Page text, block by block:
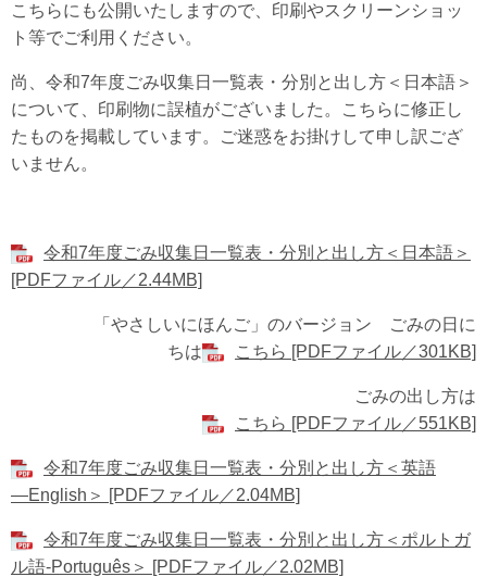
こちらにも公開いたしますので、印刷やスクリーンショッ
ト等でご利用ください。
尚、令和7年度ごみ収集日一覧表・分別と出し方＜日本語＞
について、印刷物に誤植がございました。こちらに修正し
たものを掲載しています。ご迷惑をお掛けして申し訳ござ
いません。
令和7年度ごみ収集日一覧表・分別と出し方＜日本語＞
[PDFファイル／2.44MB]
「やさしいにほんご」のバージョン ごみの日に
ちは
こちら [PDFファイル／301KB]
ごみの出し方は
こちら [PDFファイル／551KB]
令和7年度ごみ収集日一覧表・分別と出し方＜英語
―English＞ [PDFファイル／2.04MB]
令和7年度ごみ収集日一覧表・分別と出し方＜ポルトガ
ル語-Português＞ [PDFファイル／2.02MB]